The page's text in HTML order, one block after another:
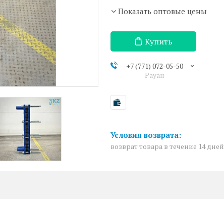
Показать оптовые цены
Купить
+7 (771) 072-05-50
Рауан
возврат товара в течение 14 дней